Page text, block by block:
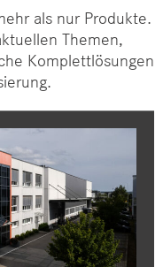
als nur Produkte.
Themen,
Komplettlösungen